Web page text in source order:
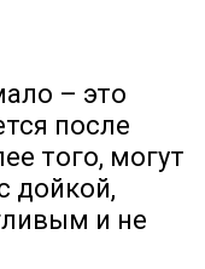
– это
после
того, могут
дойкой,
и не